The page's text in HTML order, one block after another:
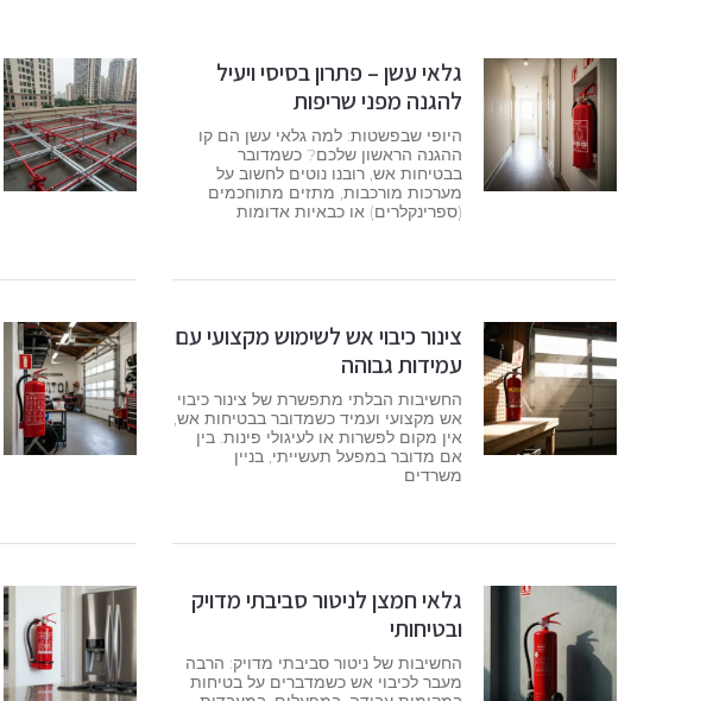
גלאי עשן – פתרון בסיסי ויעיל
להגנה מפני שריפות
היופי שבפשטות: למה גלאי עשן הם קו
ההגנה הראשון שלכם? כשמדובר
בבטיחות אש, רובנו נוטים לחשוב על
מערכות מורכבות, מתזים מתוחכמים
(ספרינקלרים) או כבאיות אדומות
צינור כיבוי אש לשימוש מקצועי עם
עמידות גבוהה
החשיבות הבלתי מתפשרת של צינור כיבוי
אש מקצועי ועמיד כשמדובר בבטיחות אש,
אין מקום לפשרות או לעיגולי פינות. בין
אם מדובר במפעל תעשייתי, בניין
משרדים
גלאי חמצן לניטור סביבתי מדויק
ובטיחותי
החשיבות של ניטור סביבתי מדויק: הרבה
מעבר לכיבוי אש כשמדברים על בטיחות